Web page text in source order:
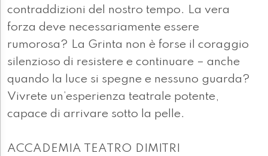
contraddizioni del nostro tempo. La vera
forza deve necessariamente essere
rumorosa? La Grinta non è forse il coraggio
silenzioso di resistere e continuare – anche
quando la luce si spegne e nessuno guarda?
Vivrete un’esperienza teatrale potente,
capace di arrivare sotto la pelle.
ACCADEMIA TEATRO DIMITRI